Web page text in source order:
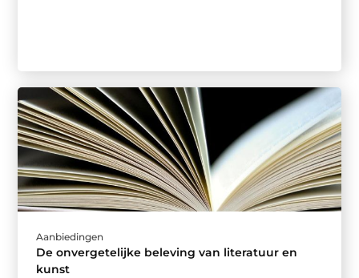
Aanbiedingen
De onvergetelijke beleving van literatuur en
kunst